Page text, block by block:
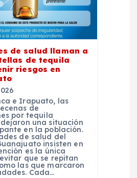
de salud llaman a
de tequila
riesgos en
e Irapuato, las
de
por tequila
una situación
en la población.
de salud del
insisten en
es la única
que se repitan
las que marcaron
Cada…